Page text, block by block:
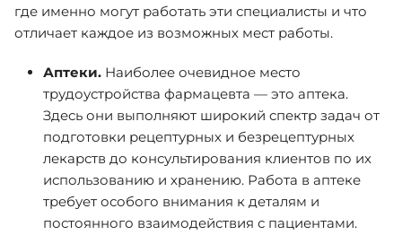
где именно могут работать эти специалисты и что
отличает каждое из возможных мест работы.
Аптеки. Наиболее очевидное место
трудоустройства фармацевта — это аптека.
Здесь они выполняют широкий спектр задач от
подготовки рецептурных и безрецептурных
лекарств до консультирования клиентов по их
использованию и хранению. Работа в аптеке
требует особого внимания к деталям и
постоянного взаимодействия с пациентами.